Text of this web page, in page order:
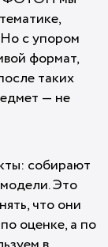
Но с упором
формат,
таких
— не
собирают
Это
что они
оценке, а по